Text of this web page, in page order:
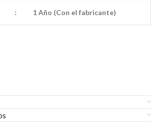
: 1 Año (Con el fabricante)